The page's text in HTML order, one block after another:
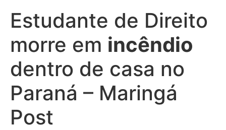
Estudante de Direito
morre em incêndio
dentro de casa no
Paraná – Maringá
Post